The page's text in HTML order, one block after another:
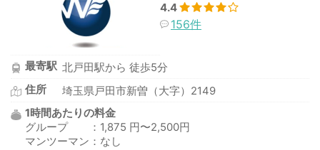
4.4
156件
最寄駅 北戸田駅から 徒歩5分
住所
埼玉県戸田市新曽（大字）2149
1時間あたりの料金
グループ ：1,875 円〜2,500円
マンツーマン：なし